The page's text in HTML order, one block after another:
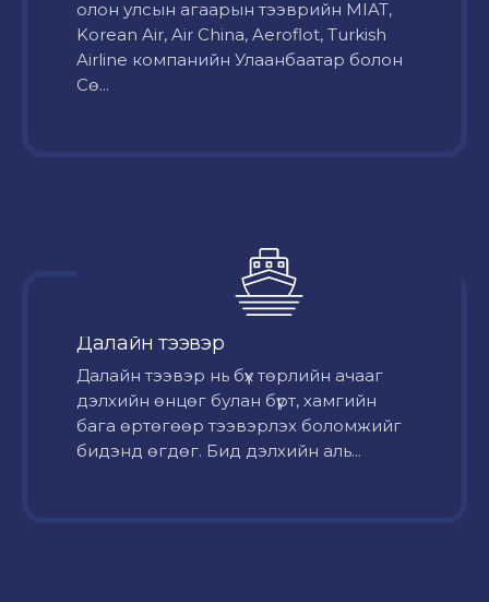
олон улсын агаарын тээврийн MIAT,
Korean Air, Air China, Aeroflot, Turkish
Airline компанийн Улаанбаатар болон
Сө...
Далайн тээвэр
Далайн тээвэр нь бүх төрлийн ачааг
дэлхийн өнцөг булан бүрт, хамгийн
бага өртөгөөр тээвэрлэх боломжийг
бидэнд өгдөг. Бид дэлхийн аль...